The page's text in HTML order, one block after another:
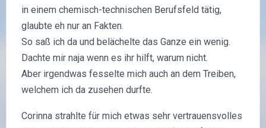
in einem chemisch-technischen Berufsfeld tätig,
glaubte eh nur an Fakten.
So saß ich da und belächelte das Ganze ein wenig.
Dachte mir naja wenn es ihr hilft, warum nicht.
Aber irgendwas fesselte mich auch an dem Treiben,
welchem ich da zusehen durfte.
Corinna strahlte für mich etwas sehr vertrauensvolles